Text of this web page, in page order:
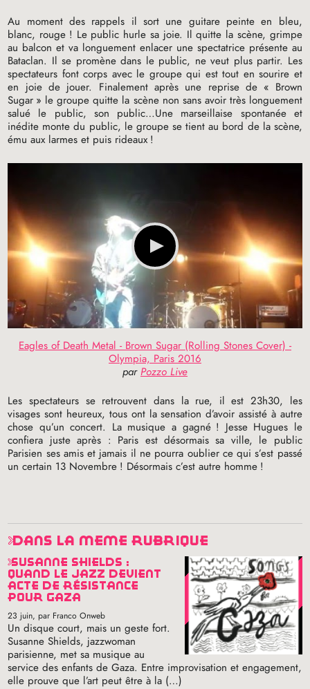
Au moment des rappels il sort une guitare peinte en bleu,
blanc, rouge ! Le public hurle sa joie. Il quitte la scène, grimpe
au balcon et va longuement enlacer une spectatrice présente au
Bataclan. Il se promène dans le public, ne veut plus partir. Les
spectateurs font corps avec le groupe qui est tout en sourire et
en joie de jouer. Finalement après une reprise de « Brown
Sugar » le groupe quitte la scène non sans avoir très longuement
salué le public, son public…Une marseillaise spontanée et
inédite monte du public, le groupe se tient au bord de la scène,
ému aux larmes et puis rideaux !
Eagles of Death Metal - Brown Sugar (Rolling Stones Cover) -
Olympia, Paris 2016
parPozzo Live
Les spectateurs se retrouvent dans la rue, il est 23h30, les
visages sont heureux, tous ont la sensation d’avoir assisté à autre
chose qu’un concert. La musique a gagné ! Jesse Hugues le
confiera juste après : Paris est désormais sa ville, le public
Parisien ses amis et jamais il ne pourra oublier ce qui s’est passé
un certain 13 Novembre ! Désormais c’est autre homme !
dans la même rubrique
susanne shields :
quand le jazz devient
acte de résistance
pour gaza
23 juin, par Franco Onweb
Un disque court, mais un geste fort.
Susanne Shields, jazzwoman
parisienne, met sa musique au
service des enfants de Gaza. Entre improvisation et engagement,
elle prouve que l’art peut être à la (…)